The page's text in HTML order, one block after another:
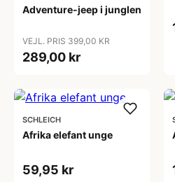
Adventure-jeep i junglen
VEJL. PRIS 399,00 KR
289,00 kr
SCHLEICH
Afrika elefant unge
59,95 kr